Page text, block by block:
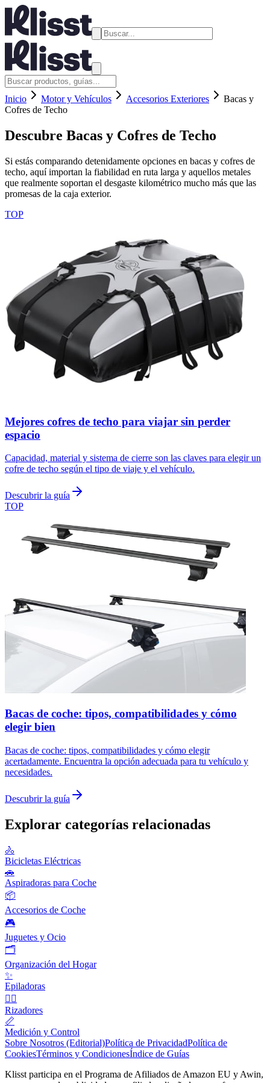
Inicio Motor y Vehículos Accesorios Exteriores
Bacas y
Cofres de Techo
Descubre Bacas y Cofres de Techo
Si estás comparando detenidamente opciones en bacas y cofres de
techo, aquí importan la fiabilidad en ruta larga y aquellos metales
que realmente soportan el desgaste kilométrico mucho más que las
promesas de la caja exterior.
TOP
Mejores cofres de techo para viajar sin perder
espacio
Capacidad, material y sistema de cierre son las claves para elegir un
cofre de techo según el tipo de viaje y el vehículo.
Descubrir la guía
TOP
Bacas de coche: tipos, compatibilidades y cómo
elegir bien
Bacas de coche: tipos, compatibilidades y cómo elegir
acertadamente. Encuentra la opción adecuada para tu vehículo y
necesidades.
Descubrir la guía
Explorar categorías relacionadas
🚴
Bicicletas Eléctricas
🚗
Aspiradoras para Coche
📦
Accesorios de Coche
🎮
Juguetes y Ocio
🗂️
Organización del Hogar
✨
Epiladoras
💇‍♀️
Rizadores
📏
Medición y Control
Sobre Nosotros (Editorial)Política de PrivacidadPolítica de
CookiesTérminos y CondicionesÍndice de Guías
Klisst participa en el Programa de Afiliados de Amazon EU y Awin,